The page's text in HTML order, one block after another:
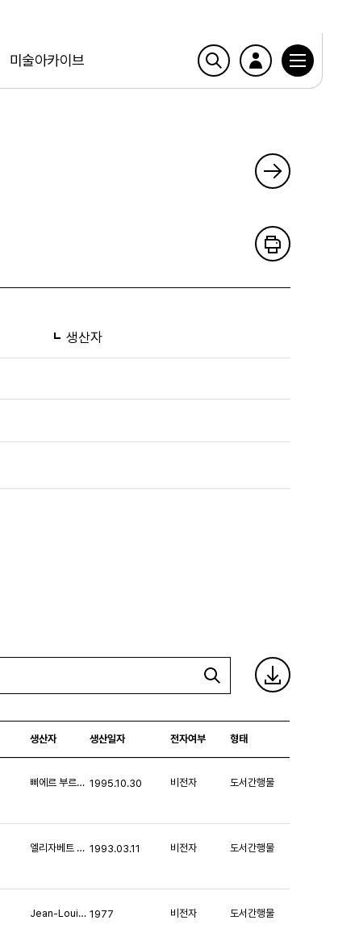
미술아카이브
생산자
생산자 생산일자 전자여부 형태
삐에르 부르디외 1995.10.30 비전자 도서간행물
엘리자베트 바뎅테 1993.03.11 비전자 도서간행물
Jean-Louis Moinet 1977 비전자 도서간행물